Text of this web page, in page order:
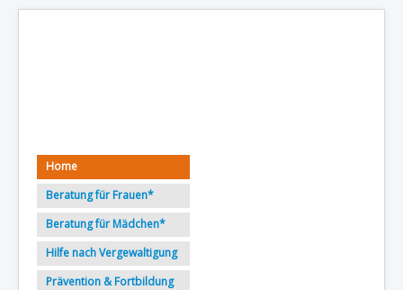
Home
Beratung für Frauen*
Beratung für Mädchen*
Hilfe nach Vergewaltigung
Prävention & Fortbildung